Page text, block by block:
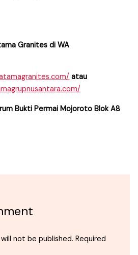
Granites di WA
atau
Bukti Permai Mojoroto Blok A8
not be published. Required